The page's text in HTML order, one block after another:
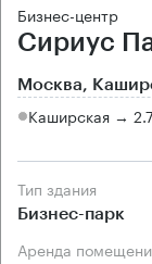
Бизнес-центр
Сириус
Москва,
Каширская →
Тип здания
Бизнес-парк
Аренда